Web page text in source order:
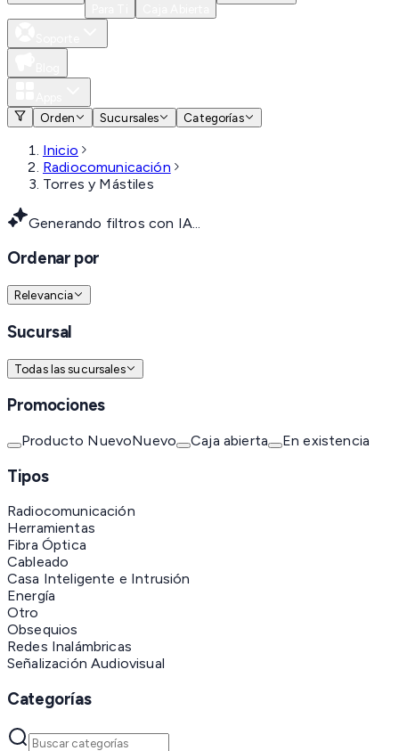
Orden
Sucursales Categorías
Inicio
Radiocomunicación
Torres y Mástiles
Generando filtros con IA...
Ordenar por
Relevancia
Sucursal
Todas las sucursales
Promociones
Producto NuevoNuevo Caja abierta En existencia
Tipos
Radiocomunicación
Herramientas
Fibra Óptica
Cableado
Casa Inteligente e Intrusión
Energía
Otro
Obsequios
Redes Inalámbricas
Señalización Audiovisual
Categorías